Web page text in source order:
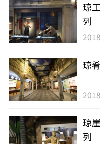
琼
列
琼
琼
列